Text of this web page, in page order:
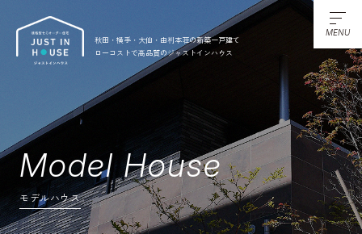
MENU
秋田・横手・大仙・由利本荘の新築一戸建て
ローコストで高品質のジャストインハウス
Model House
モデルハウス